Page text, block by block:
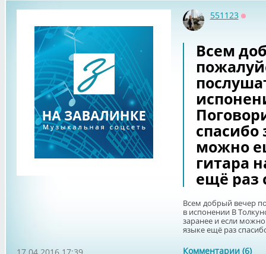
551123
Всем
спасибо
можно
гитара
ещё раз
Всем добрый вечер
в испонении В
заранее и если
языке ещё раз
Комментарии (6)